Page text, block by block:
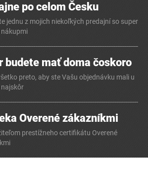
po celom Česku
jednu z mojich niekoľkých predajní so super
nákupmi
budete mať doma čoskoro
preto, aby ste Vašu objednávku mali u
najskôr
Overené zákazníkmi
prestížneho certifikátu Overené